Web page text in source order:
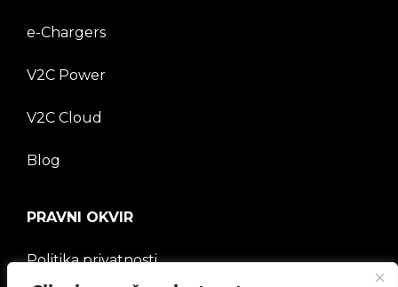
e-Chargers
V2C Power
V2C Cloud
Blog
PRAVNI OKVIR
Politika privatnosti